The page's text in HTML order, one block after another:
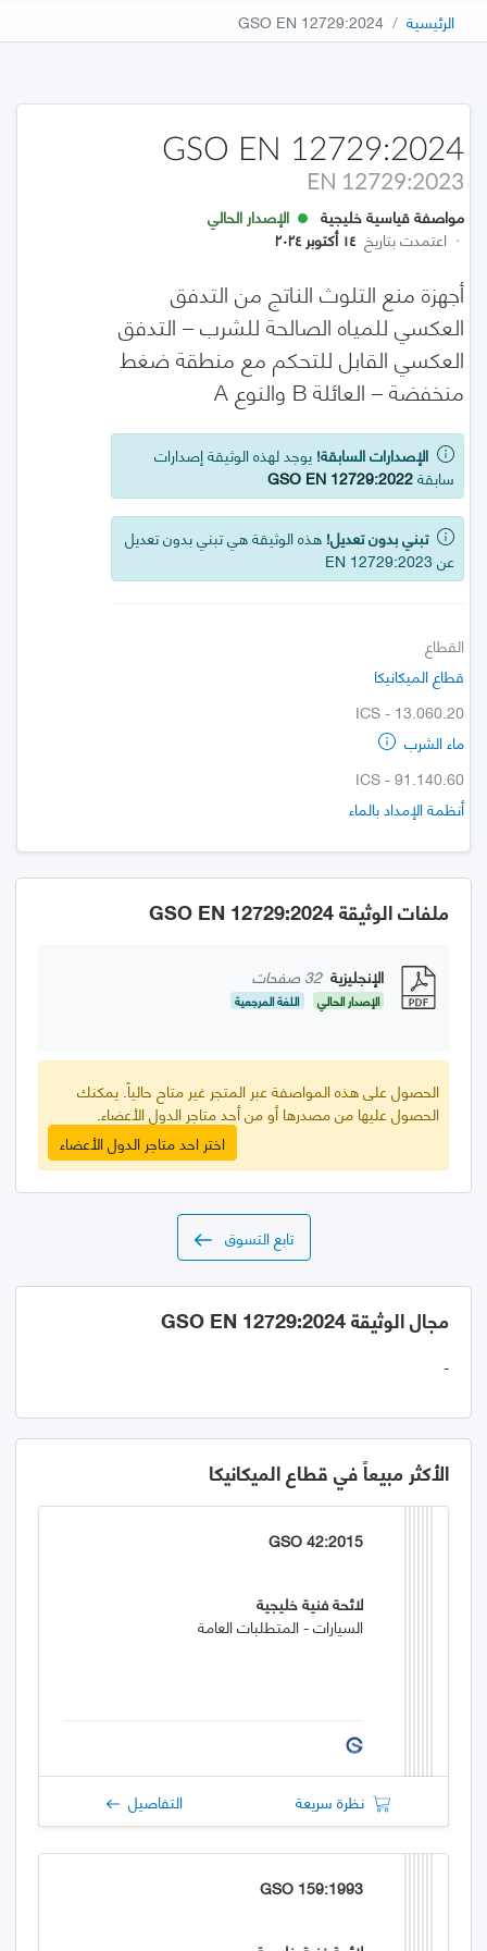
الرئيسية GSO EN 12729:2024
GSO EN 12729:2024
EN 12729:2023
مواصفة قياسية خليجية
الإصدار الحالي
· اعتمدت بتاريخ ١٤ أكتوبر ٢٠٢٤
أجهزة منع التلوث الناتج من التدفق
العكسي للمياه الصالحة للشرب – التدفق
العكسي القابل للتحكم مع منطقة ضغط
منخفضة – العائلة B والنوع A
الإصدارات السابقة! يوجد لهذه الوثيقة إصدارات
سابقةGSO EN 12729:2022
تبني بدون تعديل! هذه الوثيقة هي تبني بدون تعديل
عن EN 12729:2023
القطاع
قطاع الميكانيكا
ICS - 13.060.20
ماء الشرب
ICS - 91.140.60
أنظمة الإمداد بالماء
ملفات الوثيقة GSO EN 12729:2024
الإنجليزية 32 صفحات
الإصدار الحالي اللغة المرجعية
الحصول على هذه المواصفة عبر المتجر غير متاح حالياً. يمكنك
الحصول عليها من مصدرها أو من أحد متاجر الدول الأعضاء.
اختر احد متاجر الدول الأعضاء
تابع التسوق
مجال الوثيقة GSO EN 12729:2024
-
الأكثر مبيعاً في قطاع الميكانيكا
GSO 42:2015
لائحة فنية خليجية
السيارات - المتطلبات العامة
نظرة سريعة التفاصيل
GSO 159:1993